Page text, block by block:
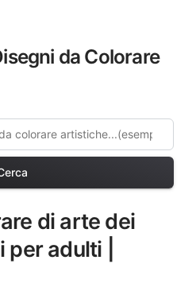
da Colorare
di arte dei
adulti |